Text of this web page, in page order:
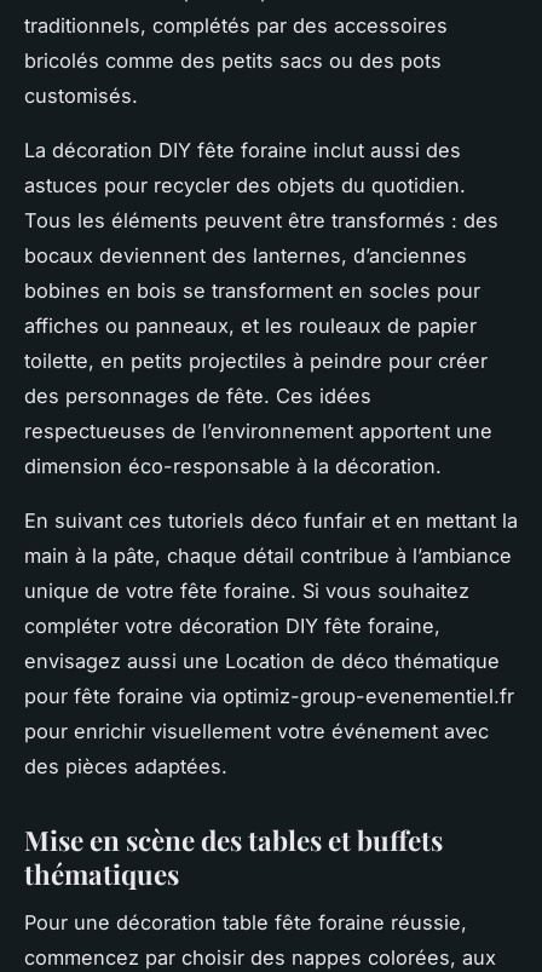
traditionnels, complétés par des accessoires
bricolés comme des petits sacs ou des pots
customisés.
La décoration DIY fête foraine inclut aussi des
astuces pour recycler des objets du quotidien.
Tous les éléments peuvent être transformés : des
bocaux deviennent des lanternes, d’anciennes
bobines en bois se transforment en socles pour
affiches ou panneaux, et les rouleaux de papier
toilette, en petits projectiles à peindre pour créer
des personnages de fête. Ces idées
respectueuses de l’environnement apportent une
dimension éco-responsable à la décoration.
En suivant ces tutoriels déco funfair et en mettant la
main à la pâte, chaque détail contribue à l’ambiance
unique de votre fête foraine. Si vous souhaitez
compléter votre décoration DIY fête foraine,
envisagez aussi une Location de déco thématique
pour fête foraine via optimiz-group-evenementiel.fr
pour enrichir visuellement votre événement avec
des pièces adaptées.
Mise en scène des tables et buffets
thématiques
Pour une décoration table fête foraine réussie,
commencez par choisir des nappes colorées, aux